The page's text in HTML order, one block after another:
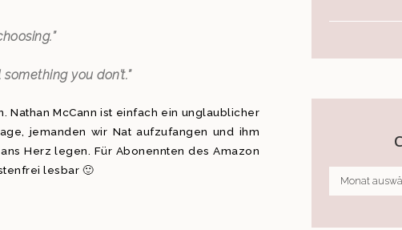
you don’t.”
Nathan McCann ist einfach ein unglaublicher
jemanden wir Nat aufzufangen und ihm
Herz legen. Für Abonennten des Amazon
lesbar 🙂
CHRONIK